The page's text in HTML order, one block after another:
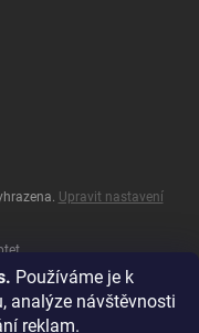
Používáme je k
analýze návštěvnosti
reklam.
Upravit nastavení